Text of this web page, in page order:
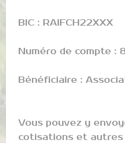
BIC : RAIFCH22XXX
Numéro de compte :
Bénéficiaire :
Vous pouvez y
cotisations et autres